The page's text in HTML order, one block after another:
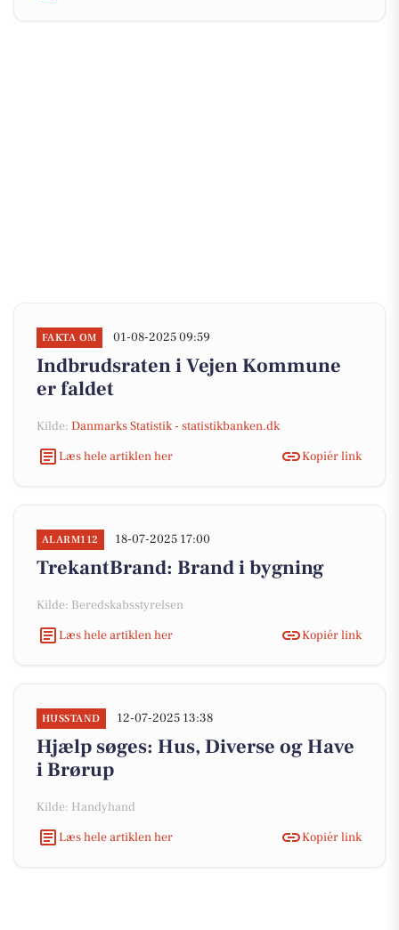
FAKTA OM 01-08-2025 09:59
Indbrudsraten i Vejen Kommune
er faldet
Kilde: Danmarks Statistik - statistikbanken.dk
Læs hele artiklen her
Kopiér link
ALARM112 18-07-2025 17:00
TrekantBrand: Brand i bygning
Kilde: Beredskabsstyrelsen
Læs hele artiklen her
Kopiér link
HUSSTAND 12-07-2025 13:38
Hjælp søges: Hus, Diverse og Have
i Brørup
Kilde: Handyhand
Læs hele artiklen her
Kopiér link